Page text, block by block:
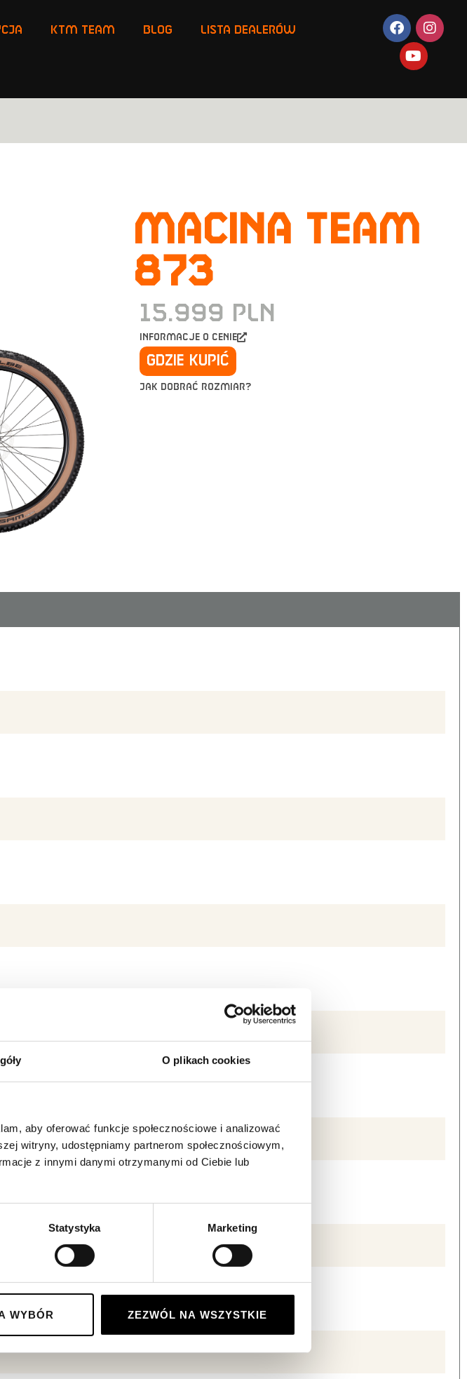
O plikach cookies
aby oferować funkcje społecznościowe i analizować
witryny, udostępniamy partnerom społecznościowym,
z innymi danymi otrzymanymi od Ciebie lub
Statystyka Marketing
WYBÓR ZEZWÓL NA WSZYSTKIE
KTM TEAM BLOG LISTA DEALERÓW
MACINA TEAM
873
informacje o cenie
Gdzie kupić
15.999 PLN
Jak dobrać rozmiar?